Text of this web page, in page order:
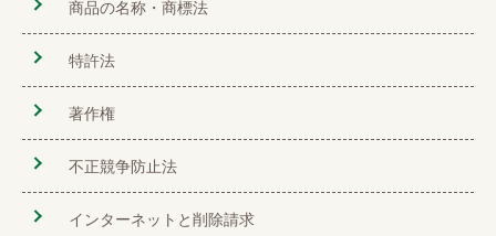
商品の名称・商標法
特許法
著作権
不正競争防止法
インターネットと削除請求